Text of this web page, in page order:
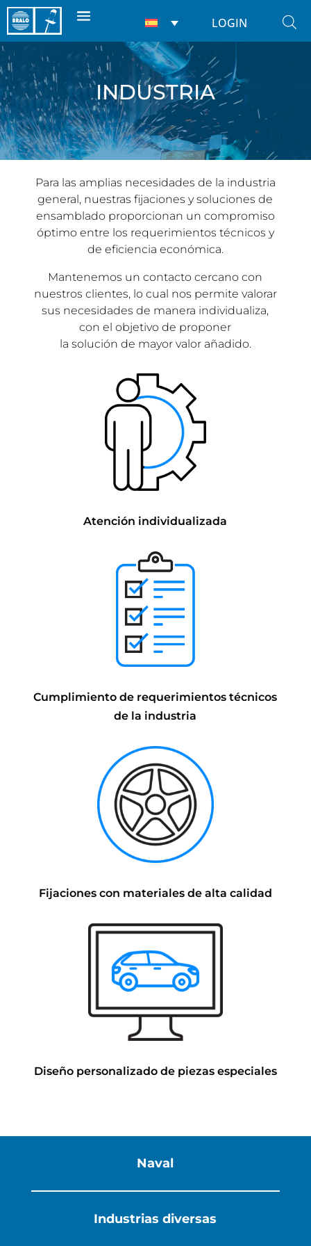
LOGIN
INDUSTRIA
Para las amplias necesidades de la industria
general, nuestras fijaciones y soluciones de
ensamblado proporcionan un compromiso
óptimo entre los requerimientos técnicos y
de eficiencia económica.
Mantenemos un contacto cercano con
nuestros clientes, lo cual nos permite valorar
sus necesidades de manera individualiza,
con el objetivo de proponer
la solución de mayor valor añadido.
Atención individualizada
Cumplimiento de requerimientos técnicos
de la industria
Fijaciones con materiales de alta calidad
Diseño personalizado de piezas especiales
Naval
Industrias diversas